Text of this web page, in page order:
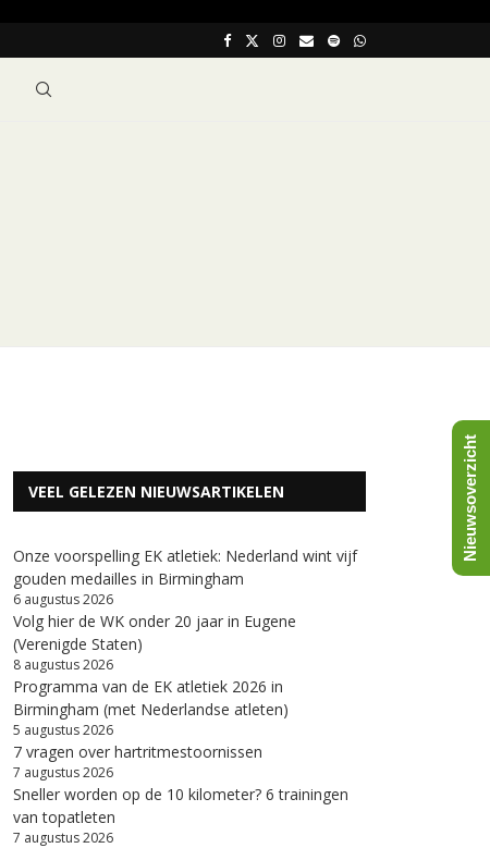
VEEL GELEZEN NIEUWSARTIKELEN
Onze voorspelling EK atletiek: Nederland wint vijf
gouden medailles in Birmingham
6 augustus 2026
Volg hier de WK onder 20 jaar in Eugene
(Verenigde Staten)
8 augustus 2026
Programma van de EK atletiek 2026 in
Birmingham (met Nederlandse atleten)
5 augustus 2026
7 vragen over hartritmestoornissen
7 augustus 2026
Sneller worden op de 10 kilometer? 6 trainingen
van topatleten
7 augustus 2026
Nieuwsoverzicht